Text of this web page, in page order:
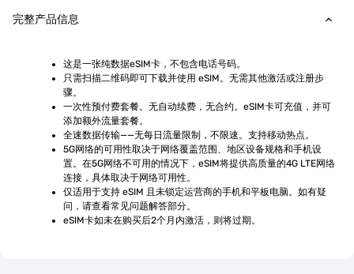
完整产品信息
这是一张纯数据eSIM卡，不包含电话号码。
只需扫描二维码即可下载并使用 eSIM。无需其他激活或注册步
骤。
一次性预付费套餐。无自动续费，无合约。eSIM卡可充值，并可
添加额外流量套餐。
全速数据传输——无每日流量限制，不限速。支持移动热点。
5G网络的可用性取决于网络覆盖范围、地区设备规格和手机设
置。在5G网络不可用的情况下，eSIM将提供高质量的4G LTE网络
连接，具体取决于网络可用性。
仅适用于支持 eSIM 且未锁定运营商的手机和平板电脑。如有疑
问，请查看常见问题解答部分。
eSIM卡如未在购买后2个月内激活，则将过期。